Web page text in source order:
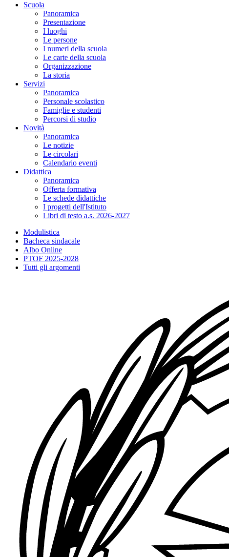
Scuola
Panoramica
Presentazione
I luoghi
Le persone
I numeri della scuola
Le carte della scuola
Organizzazione
La storia
Servizi
Panoramica
Personale scolastico
Famiglie e studenti
Percorsi di studio
Novità
Panoramica
Le notizie
Le circolari
Calendario eventi
Didattica
Panoramica
Offerta formativa
Le schede didattiche
I progetti dell'Istituto
Libri di testo a.s. 2026-2027
Modulistica
Bacheca sindacale
Albo Online
PTOF 2025-2028
Tutti gli argomenti